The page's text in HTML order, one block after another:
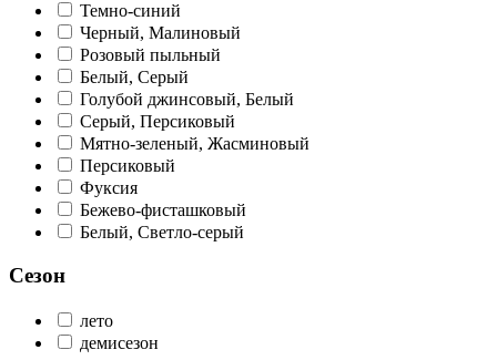
Темно-синий
Черный, Малиновый
Розовый пыльный
Белый, Серый
Голубой джинсовый, Белый
Серый, Персиковый
Мятно-зеленый, Жасминовый
Персиковый
Фуксия
Бежево-фисташковый
Белый, Светло-серый
Сезон
лето
демисезон